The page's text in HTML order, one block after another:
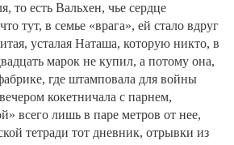
то есть Вальхен, чье сердце
тут, в семье «врага», ей стало вдруг
усталая Наташа, которую никто, в
марок не купил, а потому она,
где штамповала для войны
кокетничала с парнем,
всего лишь в паре метров от нее,
тетради тот дневник, отрывки из